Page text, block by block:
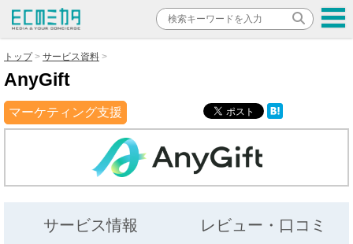
トップ サービス資料
AnyGift
マーケティング支援
サービス情報 レビュー・口コミ